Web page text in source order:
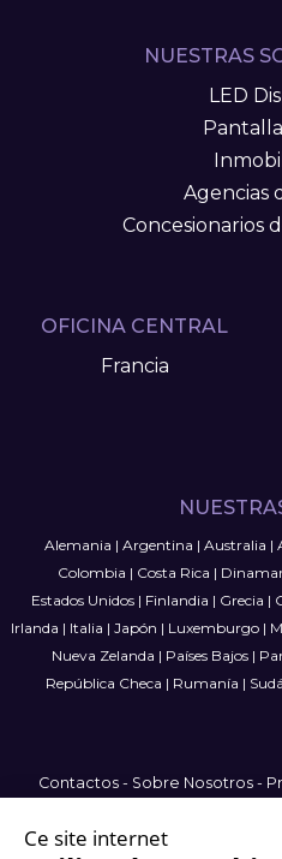
NUESTRAS
LED
Agencias
Concesionarios
OFICINA CENTRAL
Francia
Alemania | Argentina | Australia |
Colombia | Costa Rica |
Estados Unidos| Finlandia | Grecia |
Irlanda | Italia | Japón | Luxemburgo|
Nueva Zelanda | Países Bajos |
República Checa | Rumanía |
Contactos - Sobre Nosotros -